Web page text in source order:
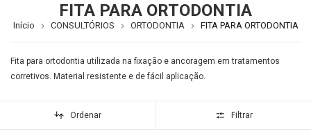
FITA PARA ORTODONTIA
Início CONSULTÓRIOS ORTODONTIA FITA PARA ORTODONTIA
Fita para ortodontia utilizada na fixação e ancoragem em tratamentos
corretivos. Material resistente e de fácil aplicação.
Ordenar Filtrar